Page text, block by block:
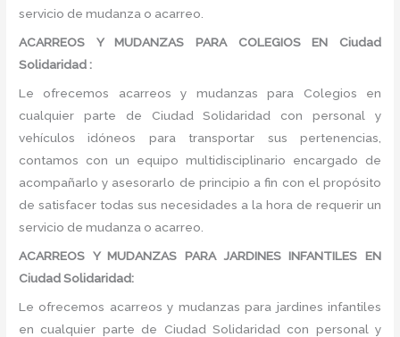
servicio de mudanza o acarreo.
ACARREOS Y MUDANZAS PARA COLEGIOS EN Ciudad
Solidaridad :
Le ofrecemos acarreos y mudanzas para Colegios en
cualquier parte de Ciudad Solidaridad con personal y
vehículos idóneos para transportar sus pertenencias,
contamos con un equipo multidisciplinario encargado de
acompañarlo y asesorarlo de principio a fin con el propósito
de satisfacer todas sus necesidades a la hora de requerir un
servicio de mudanza o acarreo.
ACARREOS Y MUDANZAS PARA JARDINES INFANTILES EN
Ciudad Solidaridad:
Le ofrecemos acarreos y mudanzas para jardines infantiles
en cualquier parte de Ciudad Solidaridad con personal y